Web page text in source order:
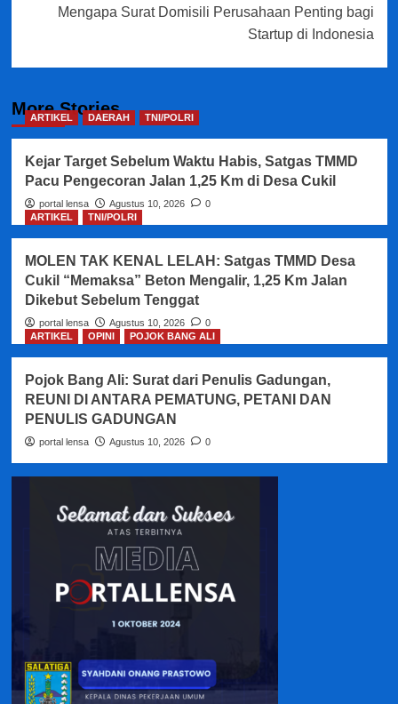
Mengapa Surat Domisili Perusahaan Penting bagi
Startup di Indonesia
More Stories
ARTIKEL DAERAH TNI/POLRI
Kejar Target Sebelum Waktu Habis, Satgas TMMD
Pacu Pengecoran Jalan 1,25 Km di Desa Cukil
portal lensa Agustus 10, 2026
0
ARTIKEL
TNI/POLRI
MOLEN TAK KENAL LELAH: Satgas TMMD Desa
Cukil “Memaksa” Beton Mengalir, 1,25 Km Jalan
Dikebut Sebelum Tenggat
portal lensa Agustus 10, 2026
0
ARTIKEL
OPINI POJOK BANG ALI
Pojok Bang Ali: Surat dari Penulis Gadungan,
REUNI DI ANTARA PEMATUNG, PETANI DAN
PENULIS GADUNGAN
portal lensa Agustus 10, 2026 0